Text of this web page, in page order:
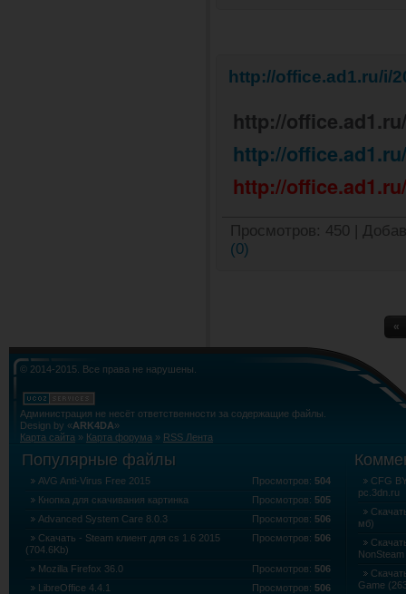
http://office.ad1.ru/i/
http://
http://
http://
Просмотров: 450
(0)
«
© 2014-2015. Все права не нарушены.
Администрация не несёт ответственности за содержащие файлы.
Design by «ARK4DA»
Карта сайта » Карта форума » RSS Лента
Популярные файлы
Просмотров: 504
AVG Anti-Virus Free 2015
Просмотров: 505
Кнопка для скачивания картинка
Просмотров: 506
Advanced System Care 8.0.3
Просмотров: 506
Скачать - Steam клиент для cs 1.6 2015
(704.6Kb)
Просмотров: 506
Mozilla Firefox 36.0
Просмотров: 506
LibreOffice 4.4.1
CFG
pc.3dn.ru
мб)
Game